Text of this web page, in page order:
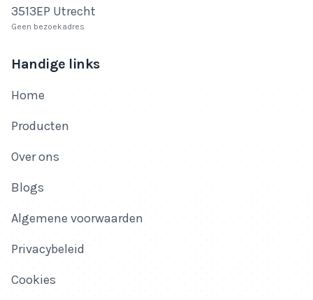
3513EP Utrecht
Geen bezoekadres
Handige links
Home
Producten
Over ons
Blogs
Algemene voorwaarden
Privacybeleid
Cookies